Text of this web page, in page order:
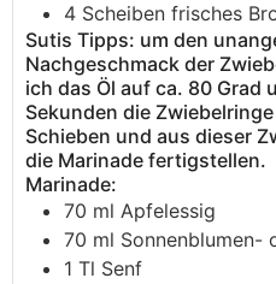
4 Scheiben frisches
Sutis Tipps: um den
Nachgeschmack der
ich das Öl auf ca. 80 Grad
Sekunden die
Schieben und aus dieser
die Marinade fertigstellen.
Marinade:
70 ml Apfelessig
70 ml Sonnenblumen-
1 Tl Senf